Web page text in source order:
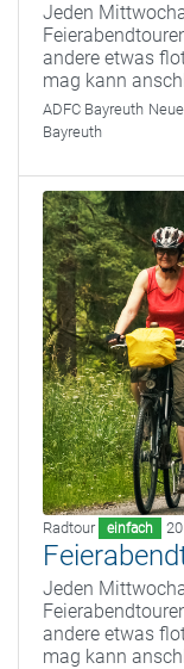
Jeden
andere etwas
mag kann
ADFC Bayreuth
Bayreuth
Radtour einfach
Jeden
andere etwas
mag kann